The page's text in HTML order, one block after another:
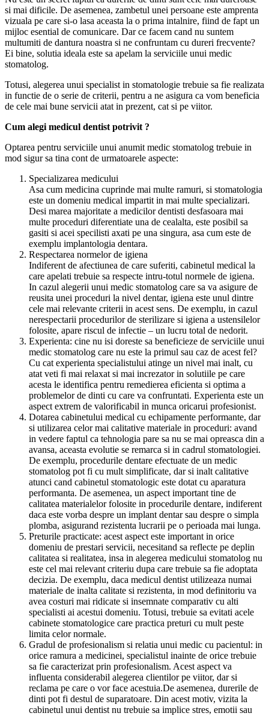
si mai dificile. De asemenea, zambetul unei persoane este amprenta
vizuala pe care si-o lasa aceasta la o prima intalnire, fiind de fapt un
mijloc esential de comunicare. Dar ce facem cand nu suntem
multumiti de dantura noastra si ne confruntam cu dureri frecvente?
Ei bine, solutia ideala este sa apelam la serviciile unui medic
stomatolog.
Totusi, alegerea unui specialist in stomatologie trebuie sa fie realizata
in functie de o serie de criterii, pentru a ne asigura ca vom beneficia
de cele mai bune servicii atat in prezent, cat si pe viitor.
Cum alegi medicul dentist potrivit ?
Optarea pentru serviciile unui anumit medic stomatolog trebuie in
mod sigur sa tina cont de urmatoarele aspecte:
Specializarea medicului
Asa cum medicina cuprinde mai multe ramuri, si stomatologia
este un domeniu medical impartit in mai multe specializari.
Desi marea majoritate a medicilor dentisti desfasoara mai
multe proceduri diferentiate una de cealalta, este posibil sa
gasiti si acei specilisti axati pe una singura, asa cum este de
exemplu implantologia dentara.
Respectarea normelor de igiena
Indiferent de afectiunea de care suferiti, cabinetul medical la
care apelati trebuie sa respecte intru-totul normele de igiena.
In cazul alegerii unui medic stomatolog care sa va asigure de
reusita unei proceduri la nivel dentar, igiena este unul dintre
cele mai relevante criterii in acest sens. De exemplu, in cazul
nerespectarii procedurilor de sterilizare si igiena a ustensilelor
folosite, apare riscul de infectie – un lucru total de nedorit.
Experienta: cine nu isi doreste sa beneficieze de serviciile unui
medic stomatolog care nu este la primul sau caz de acest fel?
Cu cat experienta specialistului atinge un nivel mai inalt, cu
atat veti fi mai relaxat si mai increzator in solutiile pe care
acesta le identifica pentru remedierea eficienta si optima a
problemelor de dinti cu care va confruntati. Experienta este un
aspect extrem de valorificabil in munca oricarui profesionist.
Dotarea cabinetului medical cu echipamente performante, dar
si utilizarea celor mai calitative materiale in proceduri: avand
in vedere faptul ca tehnologia pare sa nu se mai opreasca din a
avansa, aceasta evolutie se remarca si in cadrul stomatologiei.
De exemplu, procedurile dentare efectuate de un medic
stomatolog pot fi cu mult simplificate, dar si inalt calitative
atunci cand cabinetul stomatologic este dotat cu aparatura
performanta. De asemenea, un aspect important tine de
calitatea materialelor folosite in procedurile dentare, indiferent
daca este vorba despre un implant dentar sau despre o simpla
plomba, asigurand rezistenta lucrarii pe o perioada mai lunga.
Preturile practicate: acest aspect este important in orice
domeniu de prestari servicii, necesitand sa reflecte pe deplin
calitatea si realitatea, insa in alegerea medicului stomatolog nu
este cel mai relevant criteriu dupa care trebuie sa fie adoptata
decizia. De exemplu, daca medicul dentist utilizeaza numai
materiale de inalta calitate si rezistenta, in mod definitoriu va
avea costuri mai ridicate si insemnate comparativ cu alti
specialisti ai acestui domeniu. Totusi, trebuie sa evitati acele
cabinete stomatologice care practica preturi cu mult peste
limita celor normale.
Gradul de profesionalism si relatia unui medic cu pacientul: in
orice ramura a medicinei, specialistul inainte de orice trebuie
sa fie caracterizat prin profesionalism. Acest aspect va
influenta considerabil alegerea clientilor pe viitor, dar si
reclama pe care o vor face acestuia.De asemenea, durerile de
dinti pot fi destul de suparatoare. Din acest motiv, vizita la
cabinetul unui dentist nu trebuie sa implice stres, emotii sau